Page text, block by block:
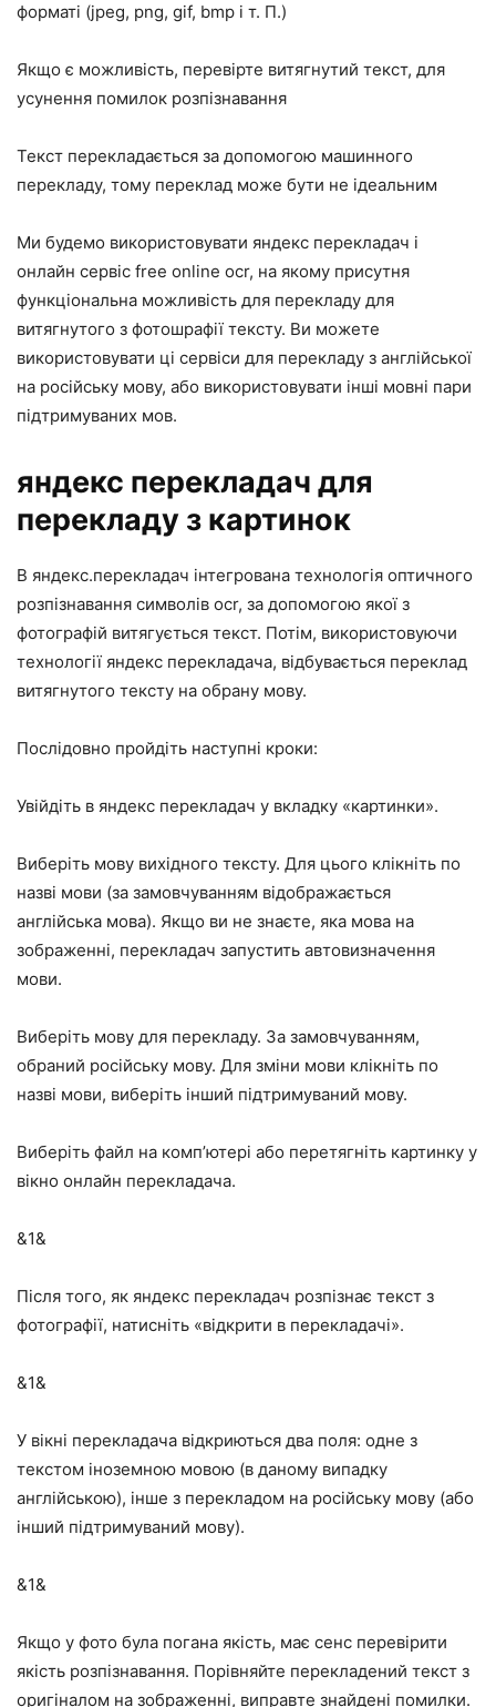
форматі (jpeg, png, gif, bmp і т. П.)
Якщо є можливість, перевірте витягнутий текст, для
усунення помилок розпізнавання
Текст перекладається за допомогою машинного
перекладу, тому переклад може бути не ідеальним
Ми будемо використовувати яндекс перекладач і
онлайн сервіс free online ocr, на якому присутня
функціональна можливість для перекладу для
витягнутого з фотошрафії тексту. Ви можете
використовувати ці сервіси для перекладу з англійської
на російську мову, або використовувати інші мовні пари
підтримуваних мов.
яндекс перекладач для
перекладу з картинок
В яндекс.перекладач інтегрована технологія оптичного
розпізнавання символів ocr, за допомогою якої з
фотографій витягується текст. Потім, використовуючи
технології яндекс перекладача, відбувається переклад
витягнутого тексту на обрану мову.
Послідовно пройдіть наступні кроки:
Увійдіть в яндекс перекладач у вкладку «картинки».
Виберіть мову вихідного тексту. Для цього клікніть по
назві мови (за замовчуванням відображається
англійська мова). Якщо ви не знаєте, яка мова на
зображенні, перекладач запустить автовизначення
мови.
Виберіть мову для перекладу. За замовчуванням,
обраний російську мову. Для зміни мови клікніть по
назві мови, виберіть інший підтримуваний мову.
Виберіть файл на комп’ютері або перетягніть картинку у
вікно онлайн перекладача.
&1&
Після того, як яндекс перекладач розпізнає текст з
фотографії, натисніть «відкрити в перекладачі».
&1&
У вікні перекладача відкриються два поля: одне з
текстом іноземною мовою (в даному випадку
англійською), інше з перекладом на російську мову (або
інший підтримуваний мову).
&1&
Якщо у фото була погана якість, має сенс перевірити
якість розпізнавання. Порівняйте перекладений текст з
оригіналом на зображенні, виправте знайдені помилки.